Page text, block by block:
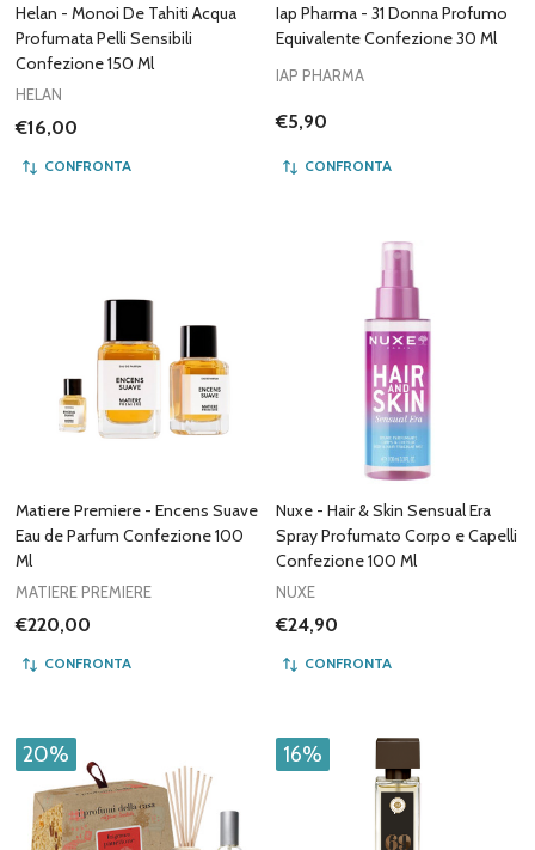
Helan - Monoi De Tahiti Acqua
Profumata Pelli Sensibili
Confezione 150 Ml
HELAN
€16,00
CONFRONTA
Iap Pharma - 31 Donna Profumo
Equivalente Confezione 30 Ml
IAP PHARMA
€5,90
CONFRONTA
Matiere Premiere - Encens Suave
Eau de Parfum Confezione 100
Ml
MATIERE PREMIERE
€220,00
CONFRONTA
Nuxe - Hair & Skin Sensual Era
Spray Profumato Corpo e Capelli
Confezione 100 Ml
NUXE
€24,90
CONFRONTA
20% 16%